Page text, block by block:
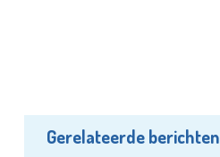
Gerelateerde berichten